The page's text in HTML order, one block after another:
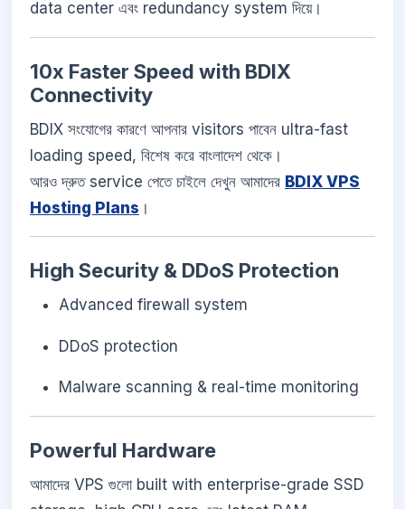
data center এবং redundancy system দিয়ে।
10x Faster Speed with BDIX
Connectivity
BDIX সংযোগের কারণে আপনার visitors পাবেন ultra-fast
loading speed, বিশেষ করে বাংলাদেশ থেকে।
আরও দ্রুত service পেতে চাইলে দেখুন আমাদের BDIX VPS
Hosting Plans ।
High Security & DDoS Protection
Advanced firewall system
DDoS protection
Malware scanning & real-time monitoring
Powerful Hardware
আমাদের VPS গুলো built with enterprise-grade SSD